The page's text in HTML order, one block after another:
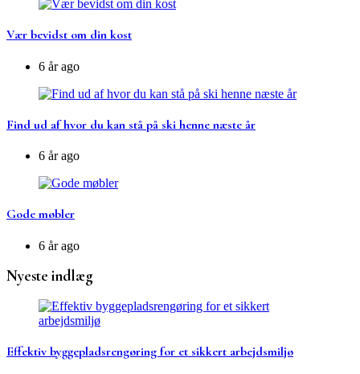
Vær bevidst om din kost
6 år ago
Find ud af hvor du kan stå på ski henne næste år
6 år ago
Gode møbler
6 år ago
Nyeste indlæg
Effektiv byggepladsrengøring for et sikkert arbejdsmiljø